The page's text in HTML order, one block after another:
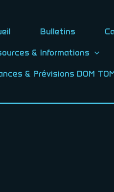
Bulletins
& Informations
& Prévisions DOM